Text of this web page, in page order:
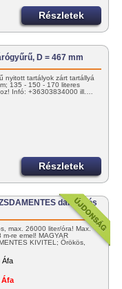
Részletek
D = 467 mm
nyitott tartályok zárt tartállyá
135 - 150 - 170 literes
Infó: +36303834000 ill.…
Részletek
darabolós
max. 26000 liter/óra! Max.
re emel! MAGYAR
KIVITEL; Örökös,
Áfa
Áfa